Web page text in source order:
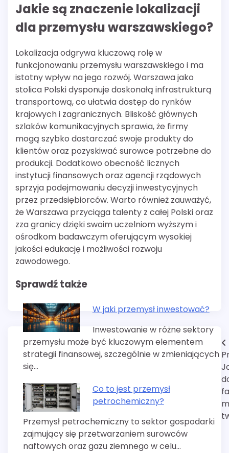
Jakie są znaczenie lokalizacji
dla przemysłu warszawskiego?
Lokalizacja odgrywa kluczową rolę w
funkcjonowaniu przemysłu warszawskiego i ma
istotny wpływ na jego rozwój. Warszawa jako
stolica Polski dysponuje doskonałą infrastrukturą
transportową, co ułatwia dostęp do rynków
krajowych i zagranicznych. Bliskość głównych
szlaków komunikacyjnych sprawia, że firmy
mogą szybko dostarczać swoje produkty do
klientów oraz pozyskiwać surowce potrzebne do
produkcji. Dodatkowo obecność licznych
instytucji finansowych oraz agencji rządowych
sprzyja podejmowaniu decyzji inwestycyjnych
przez przedsiębiorców. Warto również zauważyć,
że Warszawa przyciąga talenty z całej Polski oraz
zza granicy dzięki swoim uczelniom wyższym i
ośrodkom badawczym oferującym wysokiej
jakości edukację i możliwości rozwoju
zawodowego.
Sprawdź także
W jaki przemysł inwestować?
Inwestowanie w różne sektory
przemysłu może być kluczowym elementem
strategii finansowej, szczególnie w zmieniających
się…
Co to jest przemysł
petrochemiczny?
Przemysł petrochemiczny to sektor gospodarki
zajmujący się przetwarzaniem surowców
naftowych oraz gazu ziemnego w celu…
Nawigacja
wpisu